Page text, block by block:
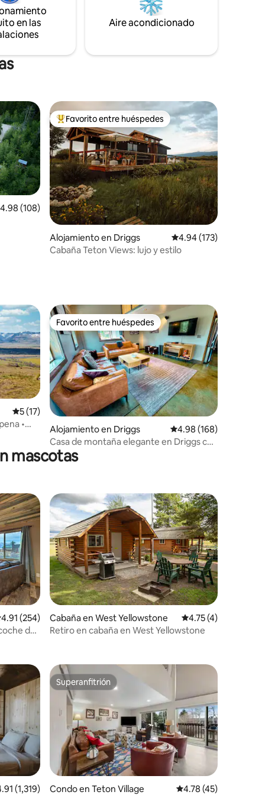
de truchas. Captura y suelta.
en las
Aire acondicionado
promedio: 4.98 de 5, 108 reseñas
4.98 (108)
Favorito entre huéspedes preferido
Favorito entre huéspedes
Alojamiento en Driggs Calificación promedio:
4.94 (173)
Cabaña Teton Views: lujo y estilo
Calificación promedio: 5 de 5, 17 reseñas
5 (17)
•
Favorito entre huéspedes
Favorito entre huéspedes
Alojamiento en Driggs Calificación promedio:
4.98 (168)
Casa de montaña elegante en Driggs con
bañera de hidromasaje
mascotas
promedio: 4.91 de 5, 254 reseñas
4.91 (254)
del
Cabaña en West Yellowstone Calificación
4.75 (4)
Retiro en cabaña en West Yellowstone
promedio: 4.91 de 5, 1,319 reseñas
(1,319)
Superanfitrión
Superanfitrión
Condo en Teton Village Calificación
4.78 (45)